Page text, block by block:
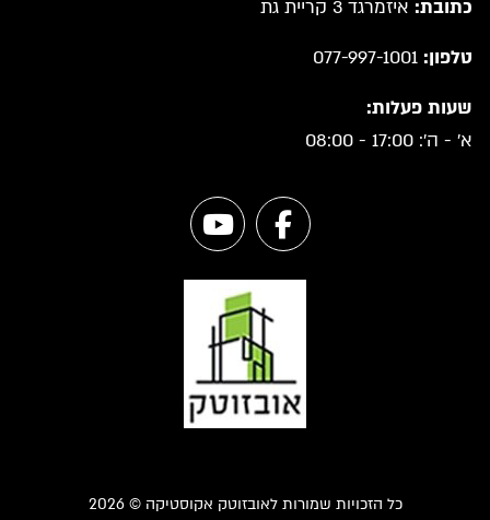
כתובת: איזמרגד 3 קריית גת
טלפון: 077-997-1001
שעות פעלות:
א' - ה': 17:00 - 08:00
כל הזכויות שמורות לאובזוטק אקוסטיקה © 2026